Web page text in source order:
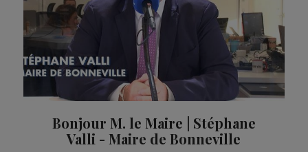
Bonjour M. le Maire | Stéphane
Valli - Maire de Bonneville